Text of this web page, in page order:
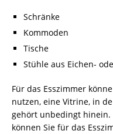
Schränke
Kommoden
Tische
Stühle aus Eichen-
Für das Esszimmer
nutzen, eine Vitrine, in
gehört unbedingt hinein.
können Sie für das